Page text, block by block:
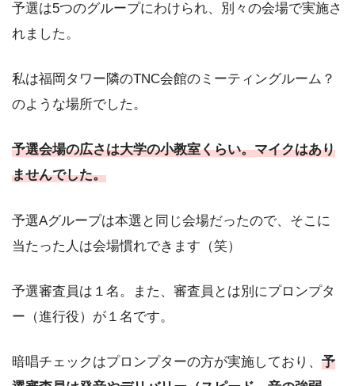
予選は5つのグループにわけられ、別々の会場で実施さ
れました。
私は福岡タワー隣のTNC会館のミーティングルーム？
のような場所でした。
予選会場の広さは大学の小教室くらい。マイクはあり
ませんでした。
予選Aグループは本選と同じ会場だったので、そこに
当たった人は会場慣れできます（笑）
予選審査員は１名。また、審査員とは別にプロンプタ
ー（進行役）が１名です。
暗唱チェックはプロンプターの方が実施しており、 予